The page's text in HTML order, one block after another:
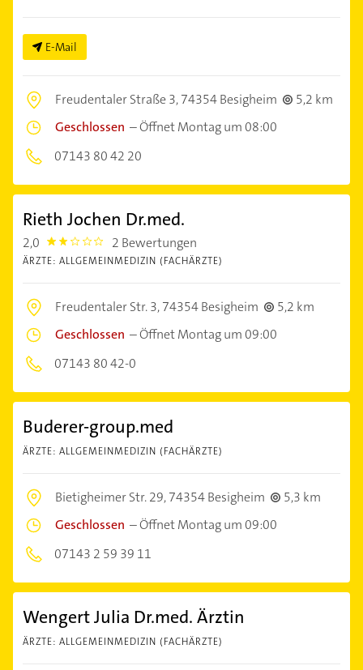
E-Mail
Freudentaler Straße 3,74354 Besigheim
5,2 km
Geschlossen –Öffnet Montag um 08:00
07143 80 42 20
Rieth Jochen Dr.med.
2,0 2.0 2 Bewertungen
ÄRZTE: ALLGEMEINMEDIZIN (FACHÄRZTE)
Freudentaler Str. 3,74354 Besigheim
5,2 km
Geschlossen –Öffnet Montag um 09:00
07143 80 42-0
Buderer-group.med
ÄRZTE: ALLGEMEINMEDIZIN (FACHÄRZTE)
Bietigheimer Str. 29,74354 Besigheim
5,3 km
Geschlossen –Öffnet Montag um 09:00
07143 2 59 39 11
Wengert Julia Dr.med. Ärztin
ÄRZTE: ALLGEMEINMEDIZIN (FACHÄRZTE)